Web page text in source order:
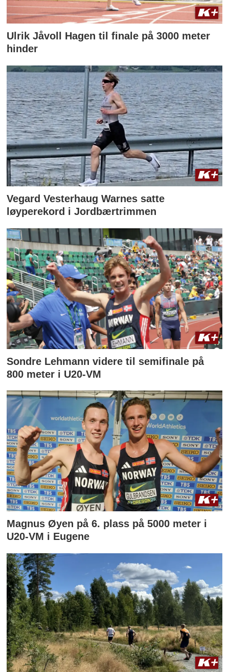
Ulrik Jåvoll Hagen til finale på 3000 meter
hinder
Vegard Vesterhaug Warnes satte
løyperekord i Jordbærtrimmen
Sondre Lehmann videre til semifinale på
800 meter i U20-VM
Magnus Øyen på 6. plass på 5000 meter i
U20-VM i Eugene